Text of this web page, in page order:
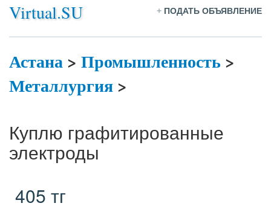
Virtual.SU + ПОДАТЬ ОБЪЯВЛЕНИЕ
Астана> Промышленность >
Металлургия>
Куплю графитированные
электроды
405 тг